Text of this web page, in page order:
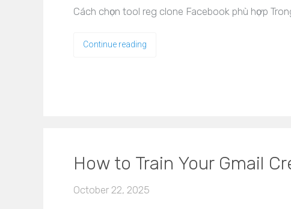
Cách chọn tool reg clone Facebook phù hợp
Continue reading
How to Train Your Gmail
October 22, 2025